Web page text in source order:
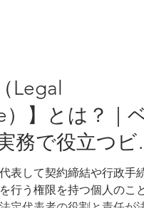
重要なプロジェクトコード
ての許認可手続きの基礎と
Legal
】とは？｜
務で役立つビ
表して契約締結や行政手
行う権限を持つ個人のこ